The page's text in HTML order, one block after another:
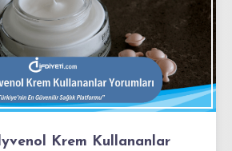
Krem Kullananlar